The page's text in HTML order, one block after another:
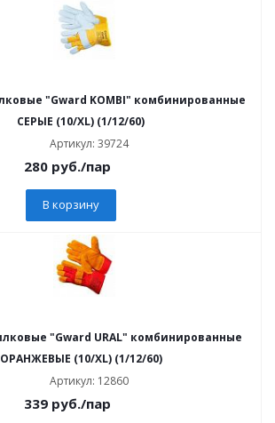
"Gward KOMBI" комбинированные
СЕРЫЕ (10/XL) (1/12/60)
Артикул: 39724
280 руб./пар
В корзину
"Gward URAL" комбинированные
ОРАНЖЕВЫЕ (10/XL) (1/12/60)
Артикул: 12860
339 руб./пар